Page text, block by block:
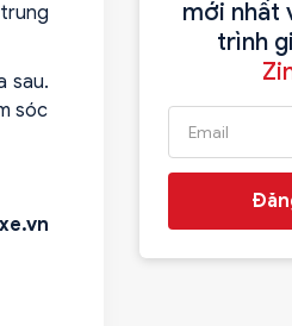
sau.
sóc
mới nhất
trình